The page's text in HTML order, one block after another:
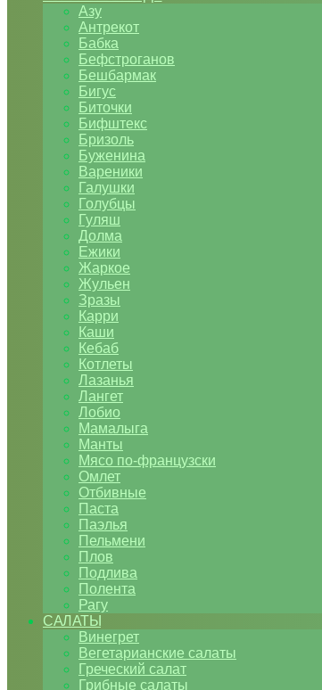
Азу
Антрекот
Бабка
Бефстроганов
Бешбармак
Бигус
Биточки
Бифштекс
Бризоль
Буженина
Вареники
Галушки
Голубцы
Гуляш
Долма
Ежики
Жаркое
Жульен
Зразы
Карри
Каши
Кебаб
Котлеты
Лазанья
Лангет
Лобио
Мамалыга
Манты
Мясо по-французски
Омлет
Отбивные
Паста
Паэлья
Пельмени
Плов
Подлива
Полента
Рагу
САЛАТЫ
Винегрет
Вегетарианские салаты
Греческий салат
Грибные салаты